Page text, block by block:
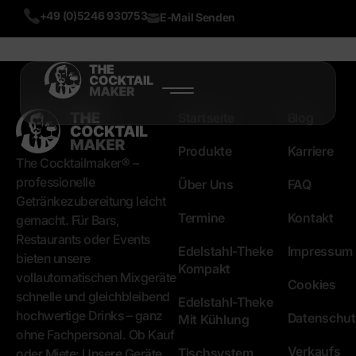
+49 (0)5246 930753 E-Mail Senden
START
PRODUKTE
ÜBER UNS
BLOG
MEHR
LIVE DEMO
TEST NOW
The Cocktailmaker® –
professionelle
Getränkezubereitung leicht
gemacht. Für Bars,
Restaurants oder Events
bieten unsere
vollautomatischen Mixgeräte
schnelle und gleichbleibend
hochwertige Drinks – ganz
ohne Fachpersonal. Ob Kauf
Produkte
Über Uns
Termine
Edelstahl-Theke
Kompakt
Edelstahl-Theke
Mit Kühlung
Tischsystem
Karriere
FAQ
Kontakt
Impressum
Cookies
Verkaufs